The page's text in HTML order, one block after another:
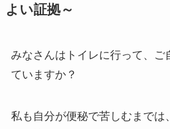
よい証拠～
みなさんはトイレに行って、ご
ていますか？
私も自分が便秘で苦しむまでは